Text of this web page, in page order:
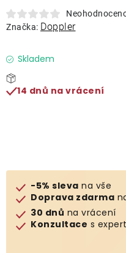
Doplňky
Deštníky
Gastro produkty
Klub
Značka: Doppler
Skladem
14 dnů na vrácení
-5% sleva na vše
Doprava zdarma
30 dnů na vrácení
Konzultace s